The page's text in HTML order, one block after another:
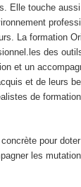
Elle touche
La formation
des
et un
et de leurs
de
pour
les